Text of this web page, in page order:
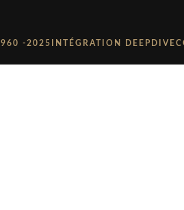
-2025 INTÉGRATION DEEPDIVE